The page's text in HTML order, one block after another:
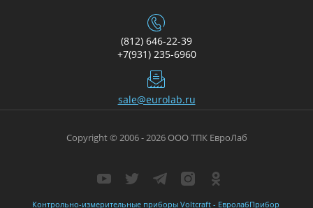
(812) 646-22-39
+7(931) 235-6960
sale@eurolab.ru
Контрольно-измерительные приборы Voltcraft - ЕвролабПрибор
Copyright © 2006 - 2026 ООО ТПК ЕвроЛаб